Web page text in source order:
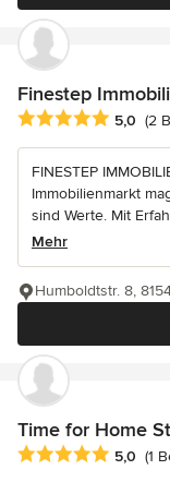
Finestep
Durchschnittliche
5,0 (2
FINESTEP
Immobilienmarkt
sind Werte. Mit
Mehr
Humboldtstr. 8,
Time for Home
Durchschnittliche
5,0 (1